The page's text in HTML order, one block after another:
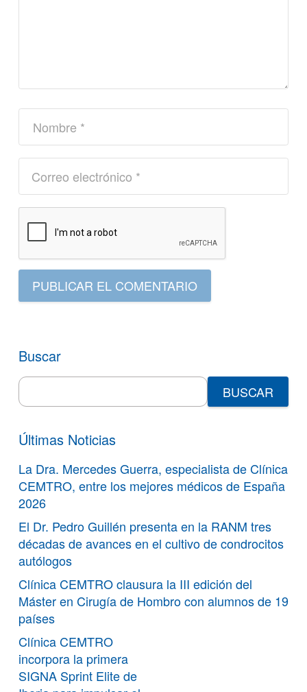
PUBLICAR EL COMENTARIO
Buscar
Search
for:
Últimas Noticias
La Dra. Mercedes Guerra, especialista de Clínica
CEMTRO, entre los mejores médicos de España
2026
El Dr. Pedro Guillén presenta en la RANM tres
décadas de avances en el cultivo de condrocitos
autólogos
Clínica CEMTRO clausura la III edición del
Máster en Cirugía de Hombro con alumnos de 19
países
Clínica CEMTRO
incorpora la primera
SIGNA Sprint Elite de